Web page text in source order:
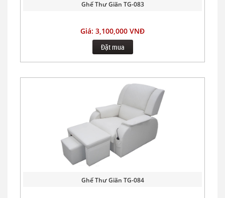
Ghế Thư Giãn TG-083
Giá: 3,100,000 VNĐ
Đặt mua
Ghế Thư Giãn TG-084